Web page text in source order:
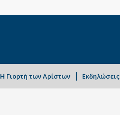
Η Γιορτή των Αρίστων Εκδηλώσεις